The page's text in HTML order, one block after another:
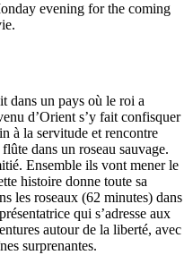
evening for the coming
dans un pays où le roi a
d’Orient s’y fait confisquer
à la servitude et rencontre
dans un roseau sauvage.
Ensemble ils vont mener le
histoire donne toute sa
les roseaux (62 minutes) dans
qui s’adresse aux
autour de la liberté, avec
surprenantes.